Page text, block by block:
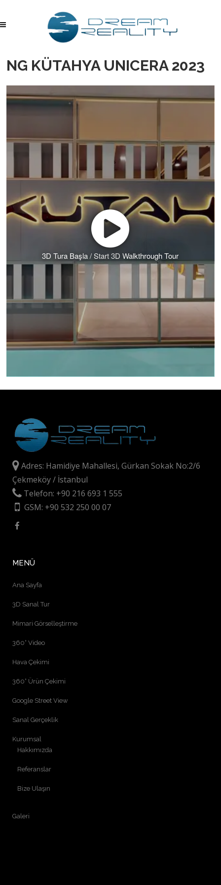
NG KÜTAHYA UNICERA 2023
3D Tura Başla / Start 3D Walkthrough Tour
Adres: Hamidiye Mahallesi, Gürkan Sokak No:2/6
Çekmeköy / İstanbul
Telefon: +90 216 693 1 555
GSM: +90 532 250 00 07
MENÜ
Ana Sayfa
3D Sanal Tur
Mimari Görselleştirme
360° Video
Hava Çekimi
360° Ürün Çekimi
Google Street View
Sanal Gerçeklik
Kurumsal
Hakkımızda
Referanslar
Bize Ulaşın
Galeri